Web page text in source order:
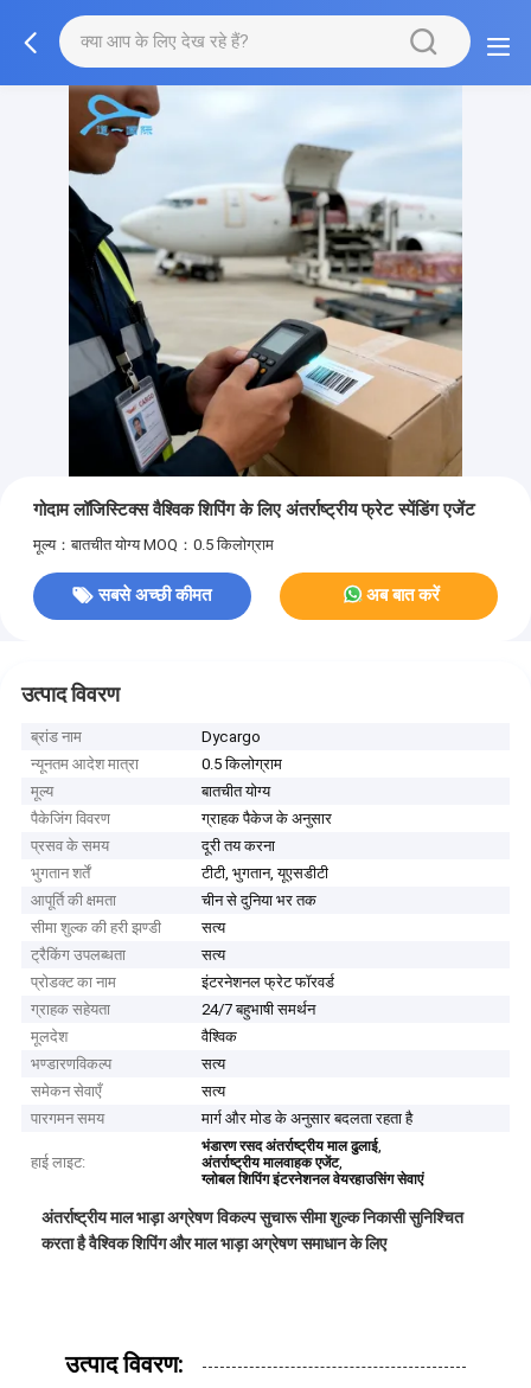
गोदाम लॉजिस्टिक्स वैश्विक शिपिंग के लिए अंतर्राष्ट्रीय फ्रेट स्पेंडिंग एजेंट
मूल्य：बातचीत योग्य MOQ：0.5 किलोग्राम
सबसे अच्छी कीमत अब बात करें
उत्पाद विवरण
ब्रांड नाम
Dycargo
न्यूनतम आदेश मात्रा
0.5 किलोग्राम
मूल्य
बातचीत योग्य
पैकेजिंग विवरण
ग्राहक पैकेज के अनुसार
प्रसव के समय
दूरी तय करना
भुगतान शर्तें
टीटी, भुगतान, यूएसडीटी
आपूर्ति की क्षमता
चीन से दुनिया भर तक
सीमा शुल्क की हरी झण्डी
सत्य
ट्रैकिंग उपलब्धता
सत्य
प्रोडक्ट का नाम
इंटरनेशनल फ्रेट फॉरवर्ड
ग्राहक सहेयता
24/7 बहुभाषी समर्थन
मूलदेश
वैश्विक
भण्डारणविकल्प
सत्य
समेकन सेवाएँ
सत्य
पारगमन समय
मार्ग और मोड के अनुसार बदलता रहता है
हाई लाइट:
भंडारण रसद अंतर्राष्ट्रीय माल ढुलाई,
अंतर्राष्ट्रीय मालवाहक एजेंट,
ग्लोबल शिपिंग इंटरनेशनल वेयरहाउसिंग सेवाएं
अंतर्राष्ट्रीय माल भाड़ा अग्रेषण विकल्प सुचारू सीमा शुल्क निकासी सुनिश्चित
करता है वैश्विक शिपिंग और माल भाड़ा अग्रेषण समाधान के लिए
उत्पाद विवरण: